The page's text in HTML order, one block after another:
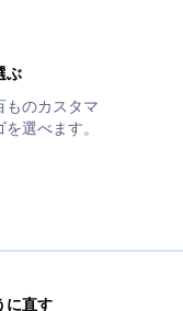
ぶ
ものカスタマ
選べます。
に直す